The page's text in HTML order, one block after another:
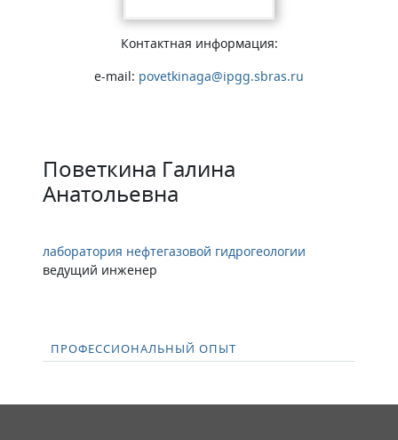
Контактная информация:
e-mail: povetkinaga@ipgg.sbras.ru
Поветкина Галина
Анатольевна
лаборатория нефтегазовой гидрогеологии
ведущий инженер
ПРОФЕССИОНАЛЬНЫЙ ОПЫТ